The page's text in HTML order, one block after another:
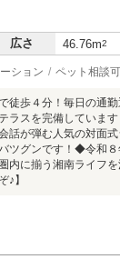
広さ 46.76m2
ション ペット相談可
徒歩４分！毎日の通
ラスを完備していま
話が弾む人気の対面
ツグンです！◆令和
内に揃う湘南ライフ
♪】